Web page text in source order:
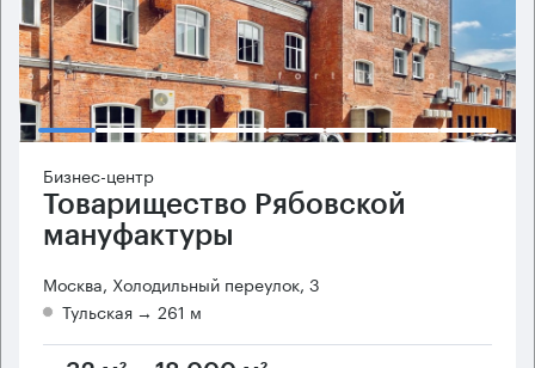
Бизнес-центр
Товарищество Рябовской
мануфактуры
Москва, Холодильный переулок, 3
Тульская → 261 м